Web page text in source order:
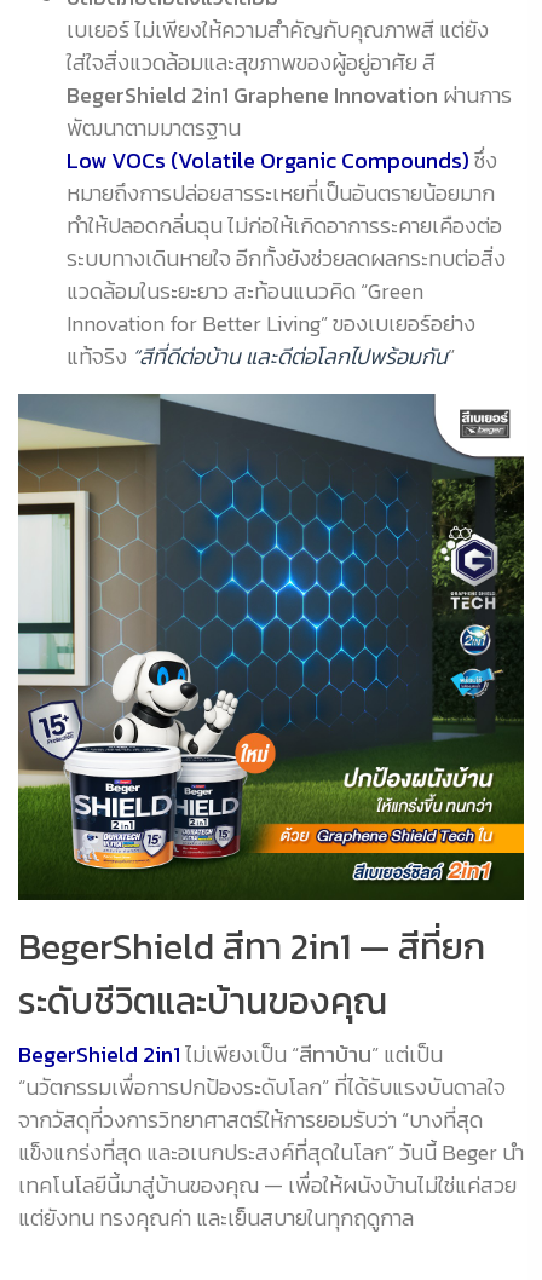
เบเยอร์ ไม่เพียงให้ความสำคัญกับคุณภาพสี แต่ยัง
ใส่ใจสิ่งแวดล้อมและสุขภาพของผู้อยู่อาศัย สี
BegerShield 2in1 Graphene Innovation ผ่านการ
พัฒนาตามมาตรฐาน
Low VOCs (Volatile Organic Compounds)ซึ่ง
หมายถึงการปล่อยสารระเหยที่เป็นอันตรายน้อยมาก
ทำให้ปลอดกลิ่นฉุน ไม่ก่อให้เกิดอาการระคายเคืองต่อ
ระบบทางเดินหายใจ อีกทั้งยังช่วยลดผลกระทบต่อสิ่ง
แวดล้อมในระยะยาว สะท้อนแนวคิด “Green
Innovation for Better Living” ของเบเยอร์อย่าง
แท้จริง “สีที่ดีต่อบ้าน และดีต่อโลกไปพร้อมกัน”
BegerShield สีทา 2in1 — สีที่ยก
ระดับชีวิตและบ้านของคุณ
BegerShield 2in1ไม่เพียงเป็น “สีทาบ้าน” แต่เป็น
“นวัตกรรมเพื่อการปกป้องระดับโลก” ที่ได้รับแรงบันดาลใจ
จากวัสดุที่วงการวิทยาศาสตร์ให้การยอมรับว่า “บางที่สุด
แข็งแกร่งที่สุด และอเนกประสงค์ที่สุดในโลก” วันนี้ Beger นำ
เทคโนโลยีนี้มาสู่บ้านของคุณ — เพื่อให้ผนังบ้านไม่ใช่แค่สวย
แต่ยังทน ทรงคุณค่า และเย็นสบายในทุกฤดูกาล